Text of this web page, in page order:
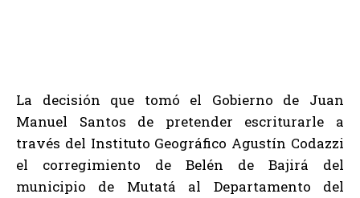
La decisión que tomó el Gobierno de Juan
Manuel Santos de pretender escriturarle a
través del Instituto Geográfico Agustín Codazzi
el corregimiento de Belén de Bajirá del
municipio de Mutatá al Departamento del